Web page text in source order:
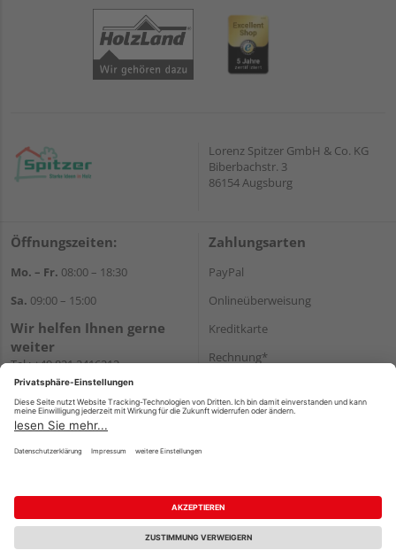
Lorenz Spitzer GmbH & Co. KG
Biberbachstr. 3
86154 Augsburg
Öffnungszeiten:
Mo. – Fr. 08:00 – 18:30
Sa. 09:00 – 15:00
Wir helfen Ihnen gerne
weiter
Tel.:+49 821 2416212
E-Mail:verwaltung@spitzer-
augsburg.de
Zahlungsarten
PayPal
Onlineüberweisung
Kreditkarte
Rechnung*
Versand
Impressum AGB Widerruf
Datenschutz
Reservierungsbedingungen
Vertrag widerrufen